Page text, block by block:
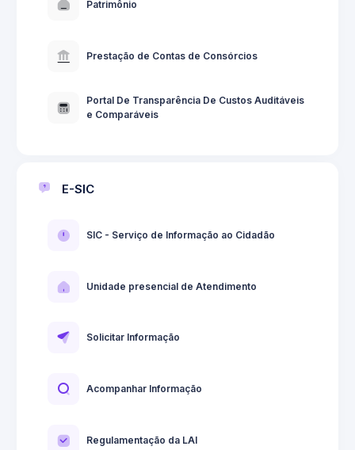
Patrimônio
Prestação de Contas de Consórcios
Portal De Transparência De Custos Auditáveis
e Comparáveis
E-SIC
SIC - Serviço de Informação ao Cidadão
Unidade presencial de Atendimento
Solicitar Informação
Acompanhar Informação
Regulamentação da LAI